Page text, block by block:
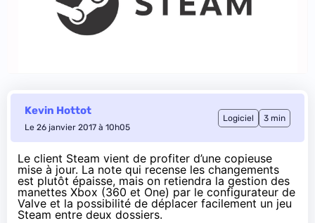
Kevin Hottot
Le 26 janvier 2017 à 10h05
Logiciel 3 min
Le client Steam vient de profiter d’une copieuse
mise à jour. La note qui recense les changements
est plutôt épaisse, mais on retiendra la gestion des
manettes Xbox (360 et One) par le configurateur de
Valve et la possibilité de déplacer facilement un jeu
Steam entre deux dossiers.